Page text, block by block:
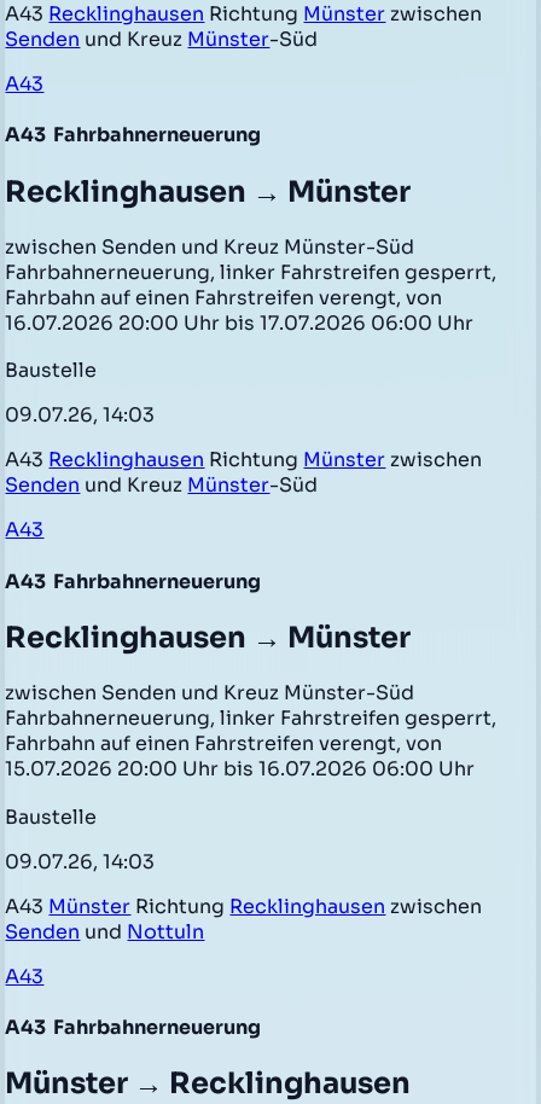
A43 Recklinghausen Richtung Münster zwischen
Senden und Kreuz Münster-Süd
A43
A43 Fahrbahnerneuerung
Recklinghausen → Münster
zwischen Senden und Kreuz Münster-Süd
Fahrbahnerneuerung, linker Fahrstreifen gesperrt,
Fahrbahn auf einen Fahrstreifen verengt, von
16.07.2026 20:00 Uhr bis 17.07.2026 06:00 Uhr
Baustelle
09.07.26, 14:03
A43 Recklinghausen Richtung Münster zwischen
Senden und Kreuz Münster-Süd
A43
A43 Fahrbahnerneuerung
Recklinghausen → Münster
zwischen Senden und Kreuz Münster-Süd
Fahrbahnerneuerung, linker Fahrstreifen gesperrt,
Fahrbahn auf einen Fahrstreifen verengt, von
15.07.2026 20:00 Uhr bis 16.07.2026 06:00 Uhr
Baustelle
09.07.26, 14:03
A43 Münster Richtung Recklinghausen zwischen
Senden und Nottuln
A43
A43 Fahrbahnerneuerung
Münster → Recklinghausen